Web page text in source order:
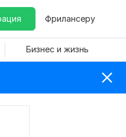
Фрилансеру
Бизнес и жизнь